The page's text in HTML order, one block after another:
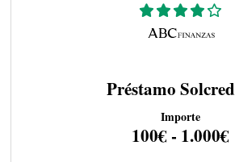
Préstamo
Importe
100€ - 1.000€